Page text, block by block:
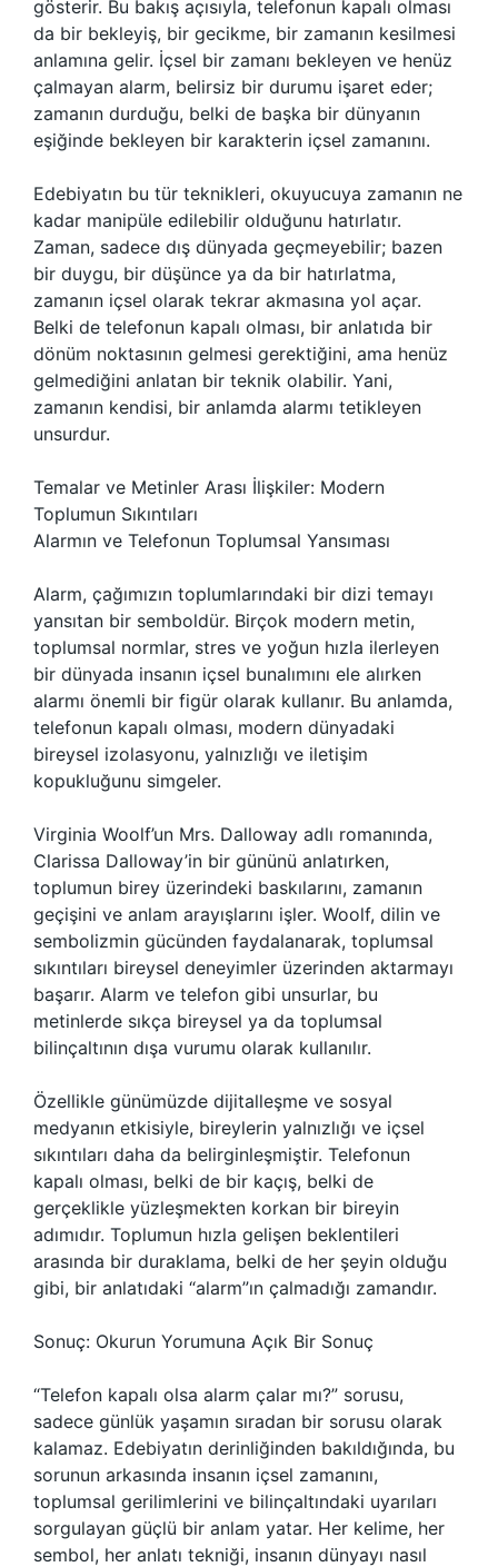
gösterir. Bu bakış açısıyla, telefonun kapalı olması
da bir bekleyiş, bir gecikme, bir zamanın kesilmesi
anlamına gelir. İçsel bir zamanı bekleyen ve henüz
çalmayan alarm, belirsiz bir durumu işaret eder;
zamanın durduğu, belki de başka bir dünyanın
eşiğinde bekleyen bir karakterin içsel zamanını.
Edebiyatın bu tür teknikleri, okuyucuya zamanın ne
kadar manipüle edilebilir olduğunu hatırlatır.
Zaman, sadece dış dünyada geçmeyebilir; bazen
bir duygu, bir düşünce ya da bir hatırlatma,
zamanın içsel olarak tekrar akmasına yol açar.
Belki de telefonun kapalı olması, bir anlatıda bir
dönüm noktasının gelmesi gerektiğini, ama henüz
gelmediğini anlatan bir teknik olabilir. Yani,
zamanın kendisi, bir anlamda alarmı tetikleyen
unsurdur.
Temalar ve Metinler Arası İlişkiler: Modern
Toplumun Sıkıntıları
Alarmın ve Telefonun Toplumsal Yansıması
Alarm, çağımızın toplumlarındaki bir dizi temayı
yansıtan bir semboldür. Birçok modern metin,
toplumsal normlar, stres ve yoğun hızla ilerleyen
bir dünyada insanın içsel bunalımını ele alırken
alarmı önemli bir figür olarak kullanır. Bu anlamda,
telefonun kapalı olması, modern dünyadaki
bireysel izolasyonu, yalnızlığı ve iletişim
kopukluğunu simgeler.
Virginia Woolf’un Mrs. Dalloway adlı romanında,
Clarissa Dalloway’in bir gününü anlatırken,
toplumun birey üzerindeki baskılarını, zamanın
geçişini ve anlam arayışlarını işler. Woolf, dilin ve
sembolizmin gücünden faydalanarak, toplumsal
sıkıntıları bireysel deneyimler üzerinden aktarmayı
başarır. Alarm ve telefon gibi unsurlar, bu
metinlerde sıkça bireysel ya da toplumsal
bilinçaltının dışa vurumu olarak kullanılır.
Özellikle günümüzde dijitalleşme ve sosyal
medyanın etkisiyle, bireylerin yalnızlığı ve içsel
sıkıntıları daha da belirginleşmiştir. Telefonun
kapalı olması, belki de bir kaçış, belki de
gerçeklikle yüzleşmekten korkan bir bireyin
adımıdır. Toplumun hızla gelişen beklentileri
arasında bir duraklama, belki de her şeyin olduğu
gibi, bir anlatıdaki “alarm”ın çalmadığı zamandır.
Sonuç: Okurun Yorumuna Açık Bir Sonuç
“Telefon kapalı olsa alarm çalar mı?” sorusu,
sadece günlük yaşamın sıradan bir sorusu olarak
kalamaz. Edebiyatın derinliğinden bakıldığında, bu
sorunun arkasında insanın içsel zamanını,
toplumsal gerilimlerini ve bilinçaltındaki uyarıları
sorgulayan güçlü bir anlam yatar. Her kelime, her
sembol, her anlatı tekniği, insanın dünyayı nasıl